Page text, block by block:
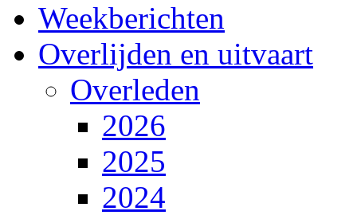
Weekberichten
Overlijden en uitvaart
Overleden
2026
2025
2024